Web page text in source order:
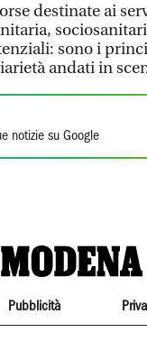
destinate ai
sono i
andati in
notizie su Google
Pubblicità